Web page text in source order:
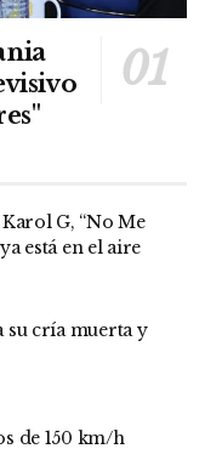
G, “No Me
está en el aire
su cría muerta y
de 150 km/h